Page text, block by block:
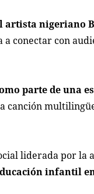
artista nigeriano
a conectar con
parte de
canción
liderada por la
infantil